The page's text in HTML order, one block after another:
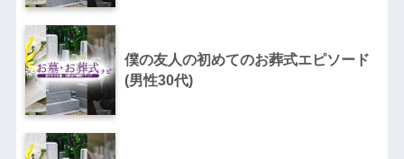
僕の友人の初めてのお葬式エピソード
(男性30代)